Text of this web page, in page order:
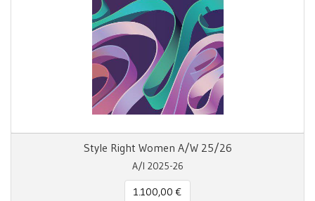
Style Right Women A/W 25/26
A/I 2025-26
1.100,00 €